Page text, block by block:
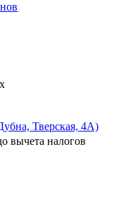
Тверская, 4А)
вычета налогов